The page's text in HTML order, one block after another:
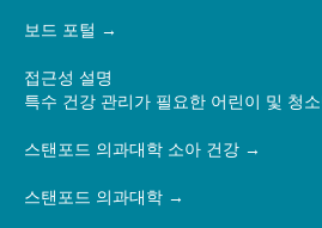
보드 포털
접근성 설명
특수 건강 관리가 필요한 어린이 및 청
스탠포드 의과대학 소아 건강
스탠포드 의과대학